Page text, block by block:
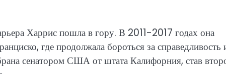
Харрис пошла в гору. В 2011-2017 годах она
где продолжала бороться за справедливость
сенатором США от штата Калифорния, став